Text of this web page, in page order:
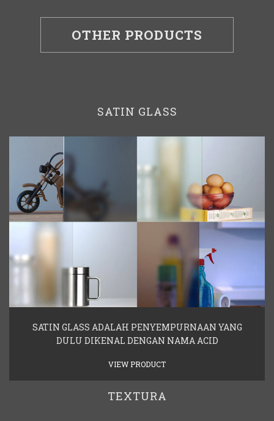
OTHER PRODUCTS
SATIN GLASS
SATIN GLASS ADALAH PENYEMPURNAAN YANG
DULU DIKENAL DENGAN NAMA ACID
VIEW PRODUCT
TEXTURA